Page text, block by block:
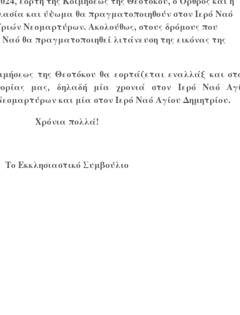
και ύψωμα θα πραγματοποιηθούν στονΙερό Ναό
Νεομαρτύρων. Ακολούθως, στους δρόμους που
θα πραγματοποιηθεί λιτάνευση της εικόνας της
της Θεοτόκου θα εορτάζεται εναλλάξ και
μας, δηλαδή μία χρονιά στον Ιερό Ναό
και μία στον Ιερό Ναό Αγίου Δημητρίου.
Χρόνια πολλά!
Το Εκκλησιαστικό Συμβούλιο